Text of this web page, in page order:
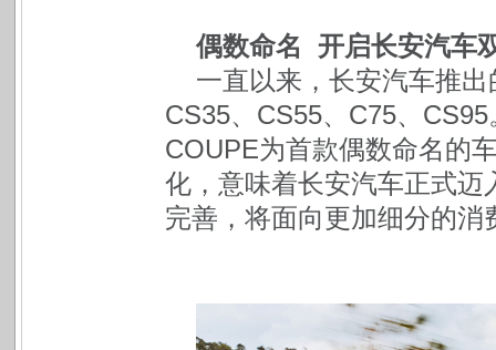
偶数命名 开启长安汽车
一直以来，长安汽车推
CS35、CS55、C75、
COUPE为首款偶数命名的
化，意味着长安汽车正式
完善，将面向更加细分的